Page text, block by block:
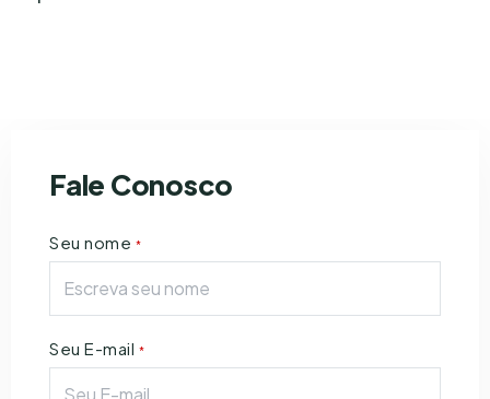
Fale Conosco
Seu nome *
Seu E-mail *